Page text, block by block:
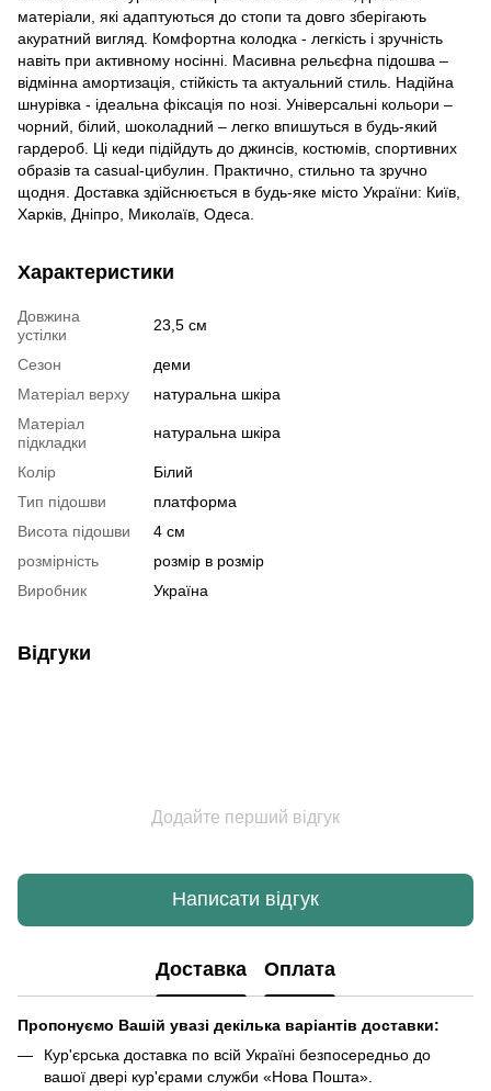
матеріали, які адаптуються до стопи та довго зберігають
акуратний вигляд. Комфортна колодка - легкість і зручність
навіть при активному носінні. Масивна рельєфна підошва –
відмінна амортизація, стійкість та актуальний стиль. Надійна
шнурівка - ідеальна фіксація по нозі. Універсальні кольори –
чорний, білий, шоколадний – легко впишуться в будь-який
гардероб. Ці кеди підійдуть до джинсів, костюмів, спортивних
образів та casual-цибулин. Практично, стильно та зручно
щодня. Доставка здійснюється в будь-яке місто України: Київ,
Харків, Дніпро, Миколаїв, Одеса.
Характеристики
Довжина
устілки
23,5 см
Сезон
деми
Матеріал верху
натуральна шкіра
Матеріал
підкладки
натуральна шкіра
Колір
Білий
Тип підошви
платформа
Висота підошви
4 см
розмірність
розмір в розмір
Виробник
Україна
Відгуки
Додайте перший відгук
Написати відгук
Доставка Оплата
Пропонуємо Вашій увазі декілька варіантів доставки:
Кур'єрська доставка по всій Україні безпосередньо до
вашої двері кур'єрами служби «Нова Пошта».